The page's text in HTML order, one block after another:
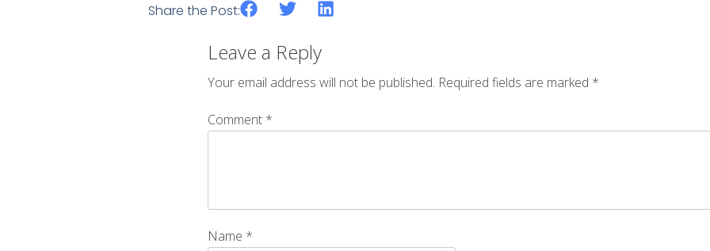
Share the Post:
Leave a Reply
Your email address will not be published. Required fields are marked *
Comment *
Name *